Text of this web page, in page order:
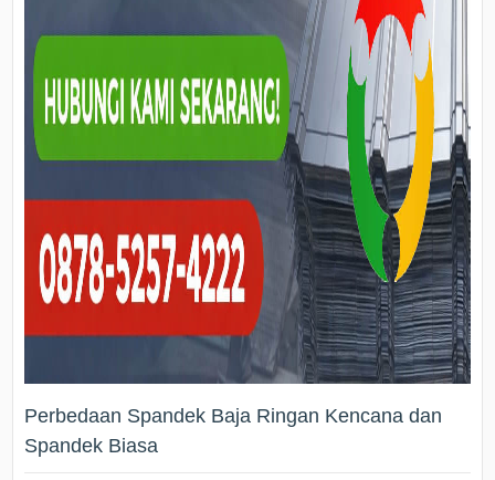
Perbedaan Spandek Baja Ringan Kencana dan
Spandek Biasa